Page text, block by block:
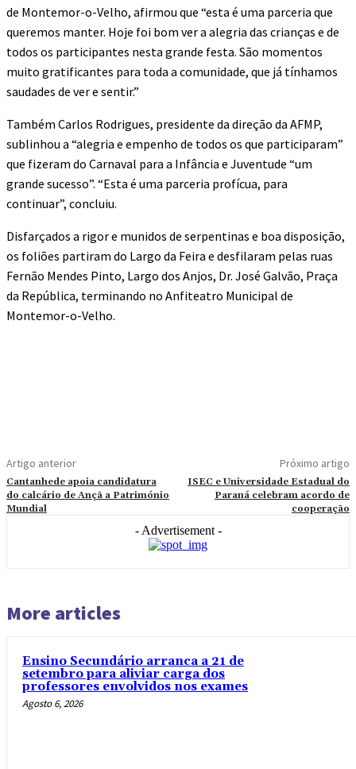
de Montemor-o-Velho, afirmou que “esta é uma parceria que
queremos manter. Hoje foi bom ver a alegria das crianças e de
todos os participantes nesta grande festa. São momentos
muito gratificantes para toda a comunidade, que já tínhamos
saudades de ver e sentir.”
Também Carlos Rodrigues, presidente da direção da AFMP,
sublinhou a “alegria e empenho de todos os que participaram”
que fizeram do Carnaval para a Infância e Juventude “um
grande sucesso”. “Esta é uma parceria profícua, para
continuar”, concluiu.
Disfarçados a rigor e munidos de serpentinas e boa disposição,
os foliões partiram do Largo da Feira e desfilaram pelas ruas
Fernão Mendes Pinto, Largo dos Anjos, Dr. José Galvão, Praça
da República, terminando no Anfiteatro Municipal de
Montemor-o-Velho.
Artigo anterior
Cantanhede apoia candidatura
do calcário de Ançã a Património
Mundial
Próximo artigo
ISEC e Universidade Estadual do
Paraná celebram acordo de
cooperação
- Advertisement -
More articles
Ensino Secundário arranca a 21 de
setembro para aliviar carga dos
professores envolvidos nos exames
Agosto 6, 2026